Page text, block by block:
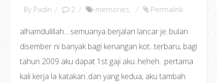
By Padin 2 memories, Permalink
alhamdulillah... semuanya berjalan lancar je..bulan
disember ni banyak bagi kenangan kot...terbaru, bagi
tahun 2009 aku dapat 1st gaji aku..heheh.. pertama
kali kerja la katakan..dan yang kedua, aku tambah